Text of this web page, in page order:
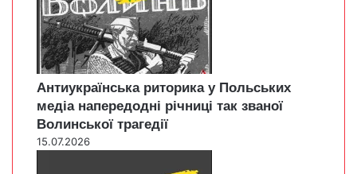
Антиукраїнська риторика у Польських
медіа напередодні річниці так званої
Волинської трагедії
15.07.2026